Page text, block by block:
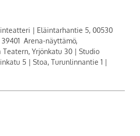
| Eläintarhantie 5, 00530
Arena-näyttämö,
Yrjönkatu 30 | Studio
5 | Stoa, Turunlinnantie 1 |